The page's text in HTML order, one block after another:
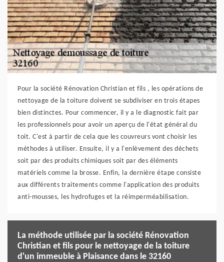
Pour la société Rénovation Christian et fils , les opérations de
nettoyage de la toiture doivent se subdiviser en trois étapes
bien distinctes. Pour commencer, il y a le diagnostic fait par
les professionnels pour avoir un aperçu de l'état général du
toit. C'est à partir de cela que les couvreurs vont choisir les
méthodes à utiliser. Ensuite, il y a l'enlèvement des déchets
soit par des produits chimiques soit par des éléments
matériels comme la brosse. Enfin, la dernière étape consiste
aux différents traitements comme l'application des produits
anti-mousses, les hydrofuges et la réimperméabilisation.
La méthode utilisée par la société Rénovation
Christian et fils pour le nettoyage de la toiture
d'un immeuble à Plaisance dans le 32160